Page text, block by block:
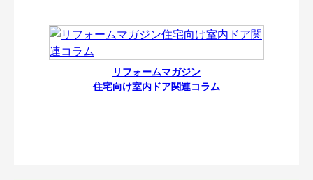
リフォームマガジン
住宅向け室内ドア関連コラム